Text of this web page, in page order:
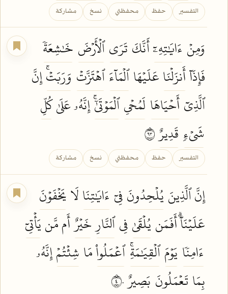
التفسير حفظ محفظتي نسخ مشاركة
وَمِنۡ ءَايَٰتِهِۦٓأَنَّكَ تَرَىٱلۡأَرۡضَ خَٰشِعَةٗ
فَإِذَآأَنزَلۡنَاعَلَيۡهَاٱلۡمَآءَٱهۡتَزَّتۡ وَرَبَتۡۚإِنَّ
ٱلَّذِيٓأَحۡيَاهَا لَمُحۡيِٱلۡمَوۡتَىٰٓۚإِنَّهُۥ عَلَىٰكُلِّ
شَيۡءٖ قَدِيرٌ٣٩
التفسير حفظ محفظتي نسخ مشاركة
إِنَّ ٱلَّذِينَ يُلۡحِدُونَفِيٓ ءَايَٰتِنَالَايَخۡفَوۡنَ
عَلَيۡنَآۗ أَفَمَن يُلۡقَىٰفِيٱلنَّارِخَيۡرٌأَم مَّنيَأۡتِيٓ
ءَامِنٗا يَوۡمَٱلۡقِيَٰمَةِۚ ٱعۡمَلُواْمَا شِئۡتُمۡإِنَّهُۥ
بِمَا تَعۡمَلُونَ بَصِيرٌ